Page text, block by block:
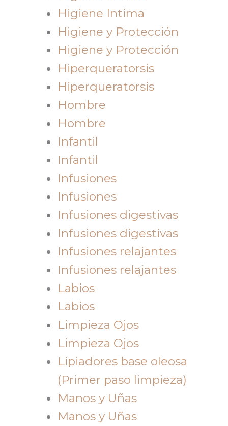
Higiene Intima
Higiene y Protección
Higiene y Protección
Hiperqueratorsis
Hiperqueratorsis
Hombre
Hombre
Infantil
Infantil
Infusiones
Infusiones
Infusiones digestivas
Infusiones digestivas
Infusiones relajantes
Infusiones relajantes
Labios
Labios
Limpieza Ojos
Limpieza Ojos
Lipiadores base oleosa
(Primer paso limpieza)
Manos y Uñas
Manos y Uñas